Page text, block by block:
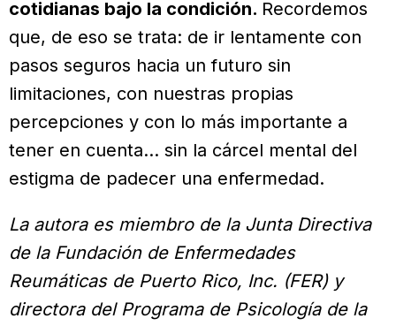
cotidianas bajo la condición. Recordemos
que, de eso se trata: de ir lentamente con
pasos seguros hacia un futuro sin
limitaciones, con nuestras propias
percepciones y con lo más importante a
tener en cuenta… sin la cárcel mental del
estigma de padecer una enfermedad.
La autora es miembro de la Junta Directiva
de la Fundación de Enfermedades
Reumáticas de Puerto Rico, Inc. (FER) y
directora del Programa de Psicología de la